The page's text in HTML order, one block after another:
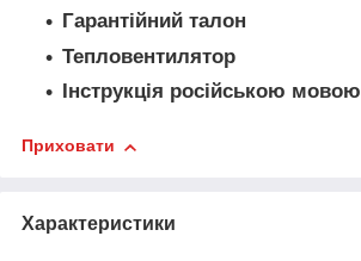
Гарантійний талон
Тепловентилятор
Інструкція російською мовою
Приховати
Характеристики